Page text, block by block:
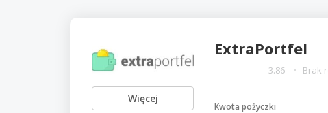
Więcej
ExtraPortfel
3.86 Brak
Kwota pożyczki